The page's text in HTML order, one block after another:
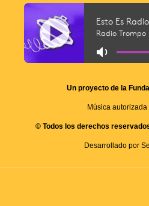
Un proyecto de la
Música
© Todos los derechos
Desarrollado por